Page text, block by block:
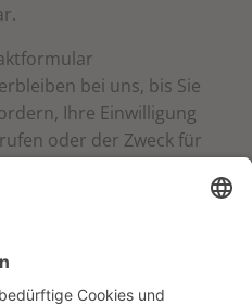
bei uns, bis Sie
Ihre Einwilligung
oder der Zweck für
Ihrer Anfrage).
–